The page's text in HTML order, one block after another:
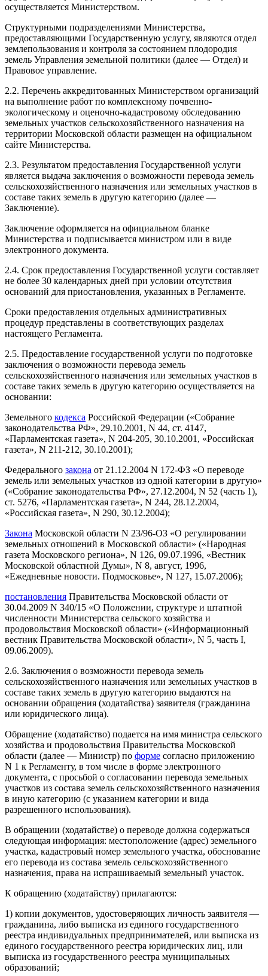
осуществляется Министерством.
Структурными подразделениями Министерства,
предоставляющими Государственную услугу, являются отдел
землепользования и контроля за состоянием плодородия
земель Управления земельной политики (далее — Отдел) и
Правовое управление.
2.2. Перечень аккредитованных Министерством организаций
на выполнение работ по комплексному почвенно-
экологическому и оценочно-кадастровому обследованию
земельных участков сельскохозяйственного назначения на
территории Московской области размещен на официальном
сайте Министерства.
2.3. Результатом предоставления Государственной услуги
является выдача заключения о возможности перевода земель
сельскохозяйственного назначения или земельных участков в
составе таких земель в другую категорию (далее —
Заключение).
Заключение оформляется на официальном бланке
Министерства и подписывается министром или в виде
электронного документа.
2.4. Срок предоставления Государственной услуги составляет
не более 30 календарных дней при условии отсутствия
оснований для приостановления, указанных в Регламенте.
Сроки предоставления отдельных административных
процедур представлены в соответствующих разделах
настоящего Регламента.
2.5. Предоставление государственной услуги по подготовке
заключения о возможности перевода земель
сельскохозяйственного назначения или земельных участков в
составе таких земель в другую категорию осуществляется на
основании:
Земельного кодекса Российской Федерации («Собрание
законодательства РФ», 29.10.2001, N 44, ст. 4147,
«Парламентская газета», N 204-205, 30.10.2001, «Российская
газета», N 211-212, 30.10.2001);
Федерального закона от 21.12.2004 N 172-ФЗ «О переводе
земель или земельных участков из одной категории в другую»
(«Собрание законодательства РФ», 27.12.2004, N 52 (часть 1),
ст. 5276, «Парламентская газета», N 244, 28.12.2004,
«Российская газета», N 290, 30.12.2004);
Закона Московской области N 23/96-ОЗ «О регулировании
земельных отношений в Московской области» («Народная
газета Московского региона», N 126, 09.07.1996, «Вестник
Московской областной Думы», N 8, август, 1996,
«Ежедневные новости. Подмосковье», N 127, 15.07.2006);
постановления Правительства Московской области от
30.04.2009 N 340/15 «О Положении, структуре и штатной
численности Министерства сельского хозяйства и
продовольствия Московской области» («Информационный
вестник Правительства Московской области», N 5, часть I,
09.06.2009).
2.6. Заключения о возможности перевода земель
сельскохозяйственного назначения или земельных участков в
составе таких земель в другую категорию выдаются на
основании обращения (ходатайства) заявителя (гражданина
или юридического лица).
Обращение (ходатайство) подается на имя министра сельского
хозяйства и продовольствия Правительства Московской
области (далее — Министр) по форме согласно приложению
N 1 к Регламенту, в том числе в форме электронного
документа, с просьбой о согласовании перевода земельных
участков из состава земель сельскохозяйственного назначения
в иную категорию (с указанием категории и вида
разрешенного использования).
В обращении (ходатайстве) о переводе должна содержаться
следующая информация: местоположение (адрес) земельного
участка, кадастровый номер земельного участка, обоснование
его перевода из состава земель сельскохозяйственного
назначения, права на испрашиваемый земельный участок.
К обращению (ходатайству) прилагаются:
1) копии документов, удостоверяющих личность заявителя —
гражданина, либо выписка из единого государственного
реестра индивидуальных предпринимателей, или выписка из
единого государственного реестра юридических лиц, или
выписка из государственного реестра муниципальных
образований;